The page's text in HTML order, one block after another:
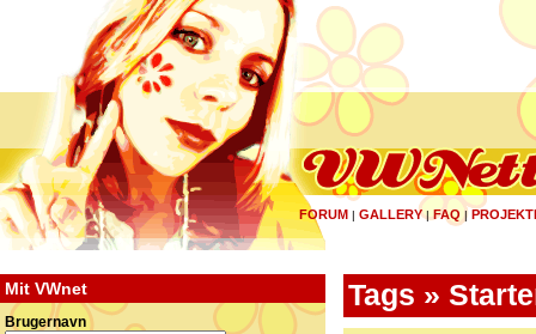
FORUM | GALLERY|FAQ |
Mit VWnet
Brugernavn
Tags »